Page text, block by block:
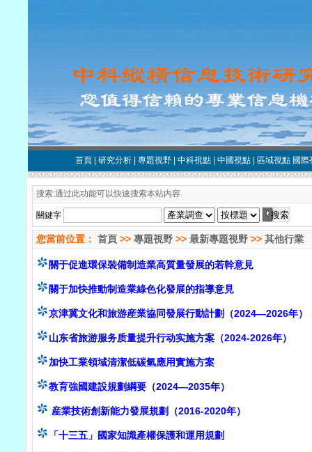
首頁 研究分析 專題視野 中科視點 中國視點 區域視點 國際
搜索:通过此功能可以快速搜索本站内容.
關鍵字
您當前位置： 首頁 >> 專題視野 >> 最新專題視野 >> 其他行業
關于促進環保裝備制造業高質量發展的若幹意見
關于加快推動制造業綠色化發展的指導意見
京津冀文化和旅游産業協同發展行動計劃（2024—2026年）
山东省旅游服务质量提升行动实施方案（2024-2026年）
加快工業領域清潔低碳氫應用實施方案
教育強國建設規劃綱要（2024—2035年）
産業技術創新能力發展規劃（2016-2020年）
「十三五」國家知識產權保護和運用規劃